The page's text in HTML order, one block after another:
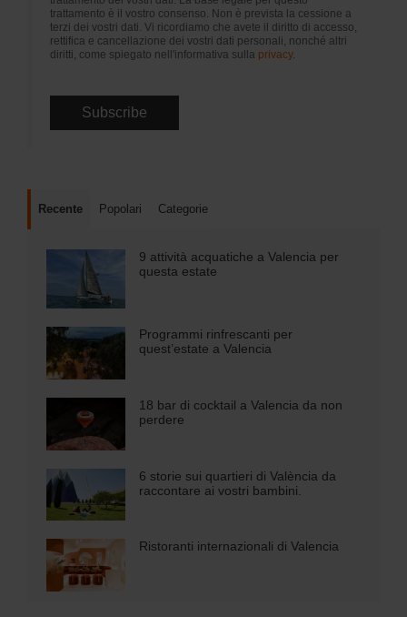
trattamento è il vostro consenso. Non è prevista la cessione a
terzi dei vostri dati. Vi ricordiamo che avete il diritto di accesso,
rettifica e cancellazione dei vostri dati personali, nonché altri
diritti, come spiegato nell'informativa sulla privacy.
Recente Popolari Categorie
9 attività acquatiche a Valencia per
questa estate
Programmi rinfrescanti per
quest’estate a Valencia
18 bar di cocktail a Valencia da non
perdere
6 storie sui quartieri di València da
raccontare ai vostri bambini.
Ristoranti internazionali di Valencia